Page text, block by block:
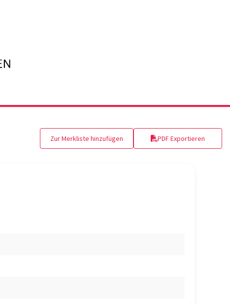
Zur Merkliste hinzufügen PDF Exportieren